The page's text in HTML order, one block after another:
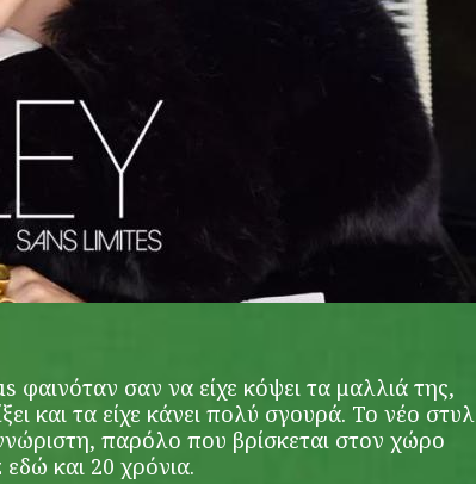
σαν να είχε κόψει τα μαλλιά της,
και τα είχε κάνει πολύ σγουρά. Το νέο στυλ
παρόλο που βρίσκεται στον χώρο
και 20 χρόνια.